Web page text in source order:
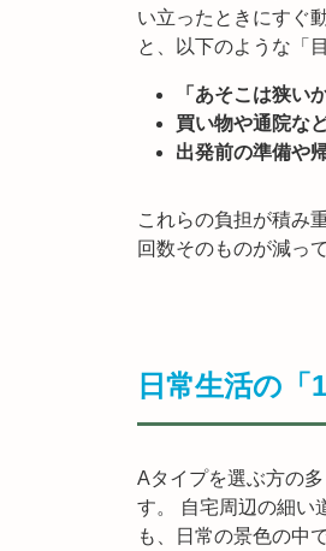
い立ったときにすぐ
と、以下のような「
「あそこは狭い
買い物や通院な
出発前の準備や
これらの負担が積み
回数そのものが減っ
日常生活の
Aタイプを選ぶ方の
す。 自宅周辺の細い
も、日常の景色の中